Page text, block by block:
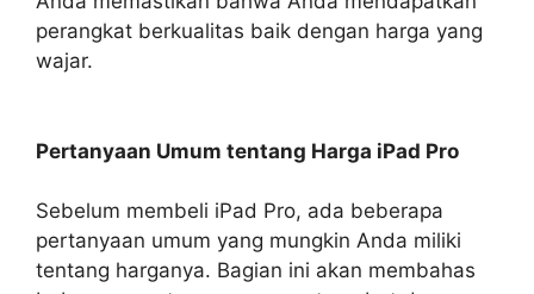
perangkat berkualitas baik dengan harga yang
wajar.
Pertanyaan Umum tentang Harga iPad Pro
Sebelum membeli iPad Pro, ada beberapa
pertanyaan umum yang mungkin Anda miliki
tentang harganya. Bagian ini akan membahas